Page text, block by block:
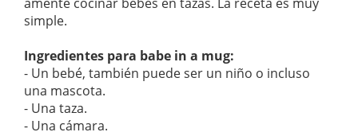
simple.
Ingredientes para babe in a mug:
- Un bebé, también puede ser un niño o incluso
una mascota.
- Una taza.
- Una cámara.